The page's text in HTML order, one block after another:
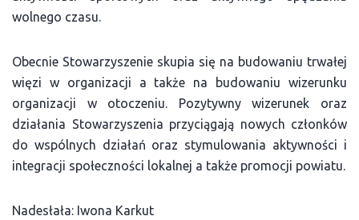
wolnego czasu.
Obecnie Stowarzyszenie skupia się na budowaniu trwałej
więzi w organizacji a także na budowaniu wizerunku
organizacji w otoczeniu. Pozytywny wizerunek oraz
działania Stowarzyszenia przyciągają nowych członków
do wspólnych działań oraz stymulowania aktywności i
integracji społeczności lokalnej a także promocji powiatu.
Nadesłała: Iwona Karkut